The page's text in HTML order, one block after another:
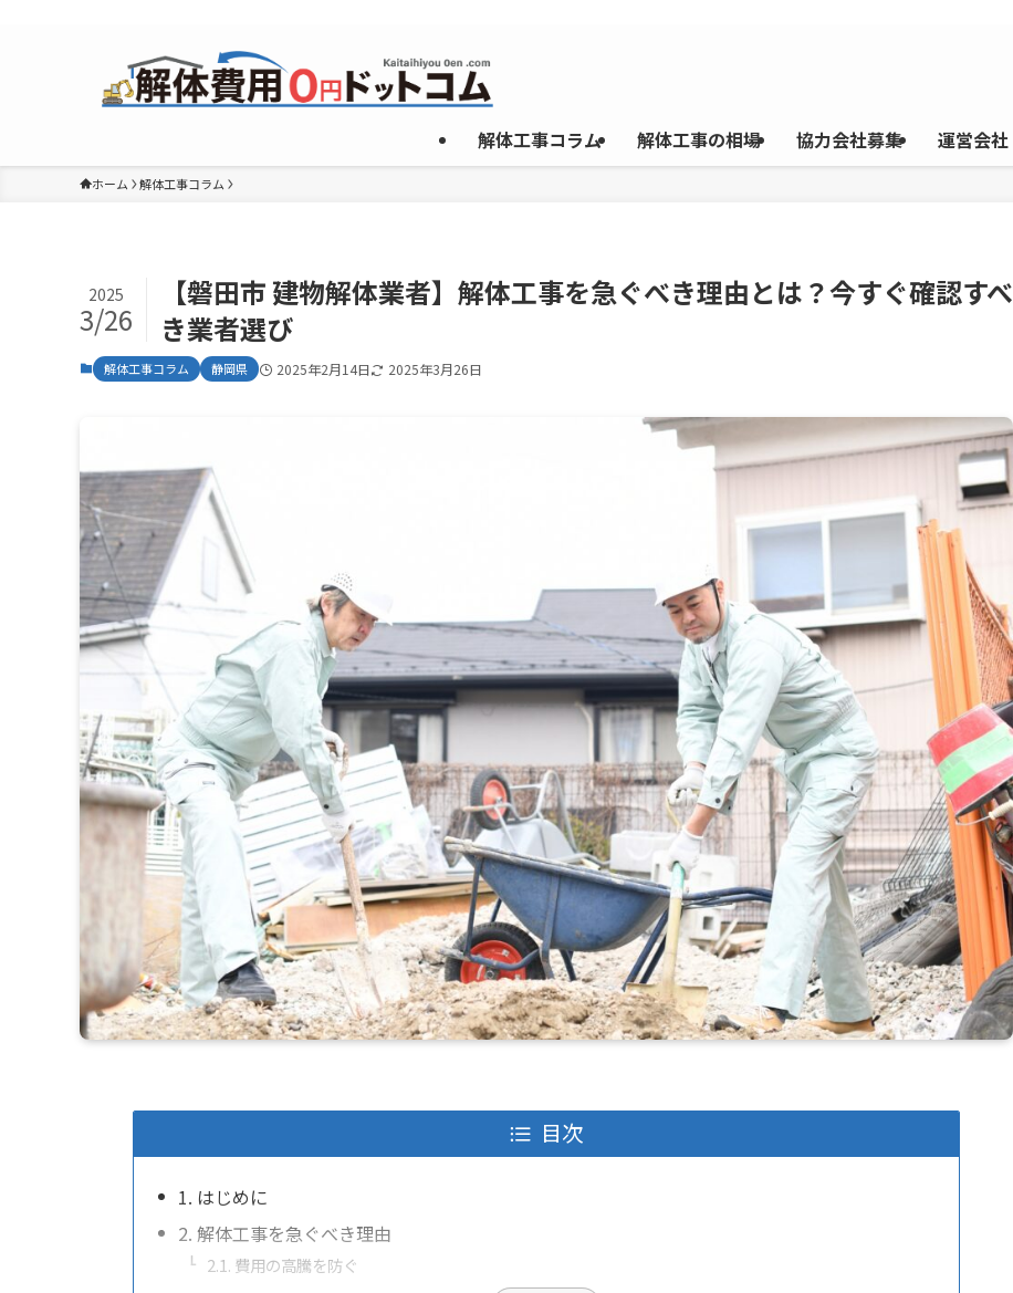
解体工事コラム 解体工事の相場 協力会社募集 運営会社
ホーム 解体工事コラム
【磐田市 建物解体業者】解体工事を急ぐべき理由とは？今すぐ確認すべ
き業者選び
2025
3/26
解体工事コラム 静岡県 2025年2月14日 2025年3月26日
目次
1. はじめに
2. 解体工事を急ぐべき理由
2.1. 費用の高騰を防ぐ